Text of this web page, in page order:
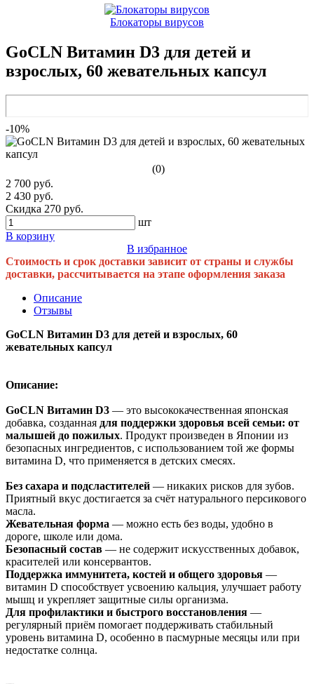
Блокаторы вирусов
GoCLN Витамин D3 для детей и
взрослых, 60 жевательных капсул
-10%
(0)
2 700 руб.
2 430 руб.
Скидка 270 руб.
шт
В корзину
В избранное
Стоимость и срок доставки зависит от страны и службы
доставки, рассчитывается на этапе оформления заказа
Описание
Отзывы
GoCLN Витамин D3 для детей и взрослых, 60
жевательных капсул
Описание:
GoCLN Витамин D3 — это высококачественная японская
добавка, созданная для поддержки здоровья всей семьи: от
малышей до пожилых. Продукт произведен в Японии из
безопасных ингредиентов, с использованием той же формы
витамина D, что применяется в детских смесях.
Без сахара и подсластителей — никаких рисков для зубов.
Приятный вкус достигается за счёт натурального персикового
масла.
Жевательная форма — можно есть без воды, удобно в
дороге, школе или дома.
Безопасный состав — не содержит искусственных добавок,
красителей или консервантов.
Поддержка иммунитета, костей и общего здоровья —
витамин D способствует усвоению кальция, улучшает работу
мышц и укрепляет защитные силы организма.
Для профилактики и быстрого восстановления —
регулярный приём помогает поддерживать стабильный
уровень витамина D, особенно в пасмурные месяцы или при
недостатке солнца.